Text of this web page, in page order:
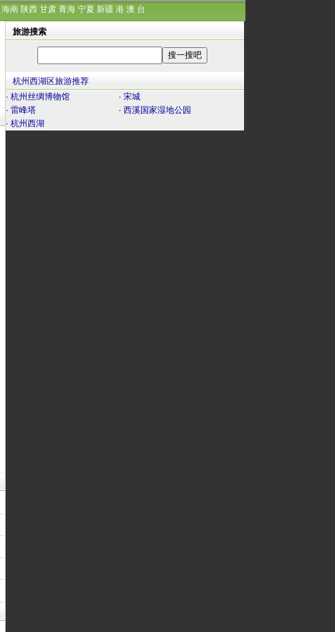
海南 陕西 甘肃 青海 宁夏 新疆 港 澳 台
旅游搜索
杭州西湖区旅游推荐
· 杭州丝绸博物馆 · 宋城
· 雷峰塔 · 西溪国家湿地公园
· 杭州西湖